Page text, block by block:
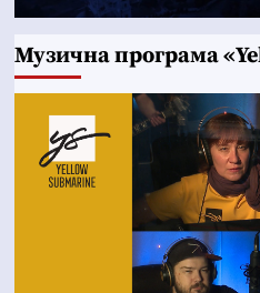
Музична програма